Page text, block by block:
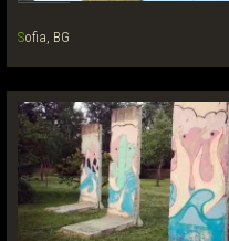
Sofia, BG